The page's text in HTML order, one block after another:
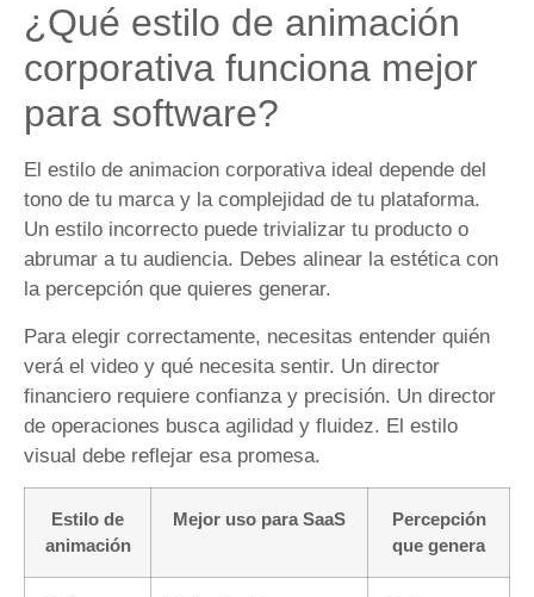
¿Qué estilo de animación
corporativa funciona mejor
para software?
El estilo de animacion corporativa ideal depende del
tono de tu marca y la complejidad de tu plataforma.
Un estilo incorrecto puede trivializar tu producto o
abrumar a tu audiencia. Debes alinear la estética con
la percepción que quieres generar.
Para elegir correctamente, necesitas entender quién
verá el video y qué necesita sentir. Un director
financiero requiere confianza y precisión. Un director
de operaciones busca agilidad y fluidez. El estilo
visual debe reflejar esa promesa.
Estilo de
animación
Mejor uso para SaaS
Percepción
que genera